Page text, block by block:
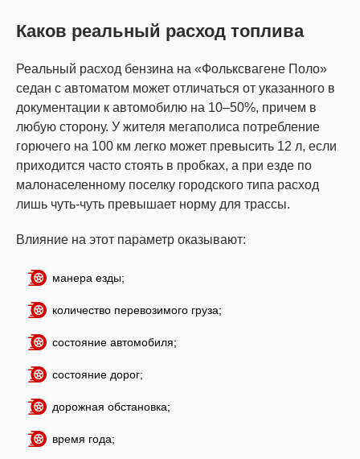
Каков реальный расход топлива
Реальный расход бензина на «Фольксвагене Поло»
седан с автоматом может отличаться от указанного в
документации к автомобилю на 10–50%, причем в
любую сторону. У жителя мегаполиса потребление
горючего на 100 км легко может превысить 12 л, если
приходится часто стоять в пробках, а при езде по
малонаселенному поселку городского типа расход
лишь чуть-чуть превышает норму для трассы.
Влияние на этот параметр оказывают:
манера езды;
количество перевозимого груза;
состояние автомобиля;
состояние дорог;
дорожная обстановка;
время года;